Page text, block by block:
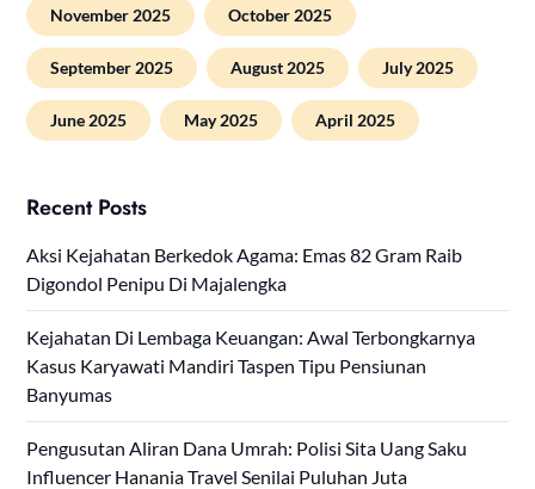
November 2025 October 2025
September 2025 August 2025 July 2025
June 2025 May 2025 April 2025
Recent Posts
Aksi Kejahatan Berkedok Agama: Emas 82 Gram Raib
Digondol Penipu Di Majalengka
Kejahatan Di Lembaga Keuangan: Awal Terbongkarnya
Kasus Karyawati Mandiri Taspen Tipu Pensiunan
Banyumas
Pengusutan Aliran Dana Umrah: Polisi Sita Uang Saku
Influencer Hanania Travel Senilai Puluhan Juta